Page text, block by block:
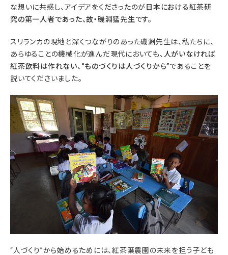
な想いに共感し、アイデアをくださったのが 日 本における紅茶研
究の第一人者であった、故・磯淵猛先生です。
スリランカの現地と深くつながりのあった磯淵先生は、私たちに、
あらゆることの機械化が進んだ現代においても、 人がいなければ
紅茶飲料は作れない、“ものづくりは人づくりから”であることを
説いてくださいました。
“人づくり”から始めるためには、紅茶葉農園の未来を担う子ども